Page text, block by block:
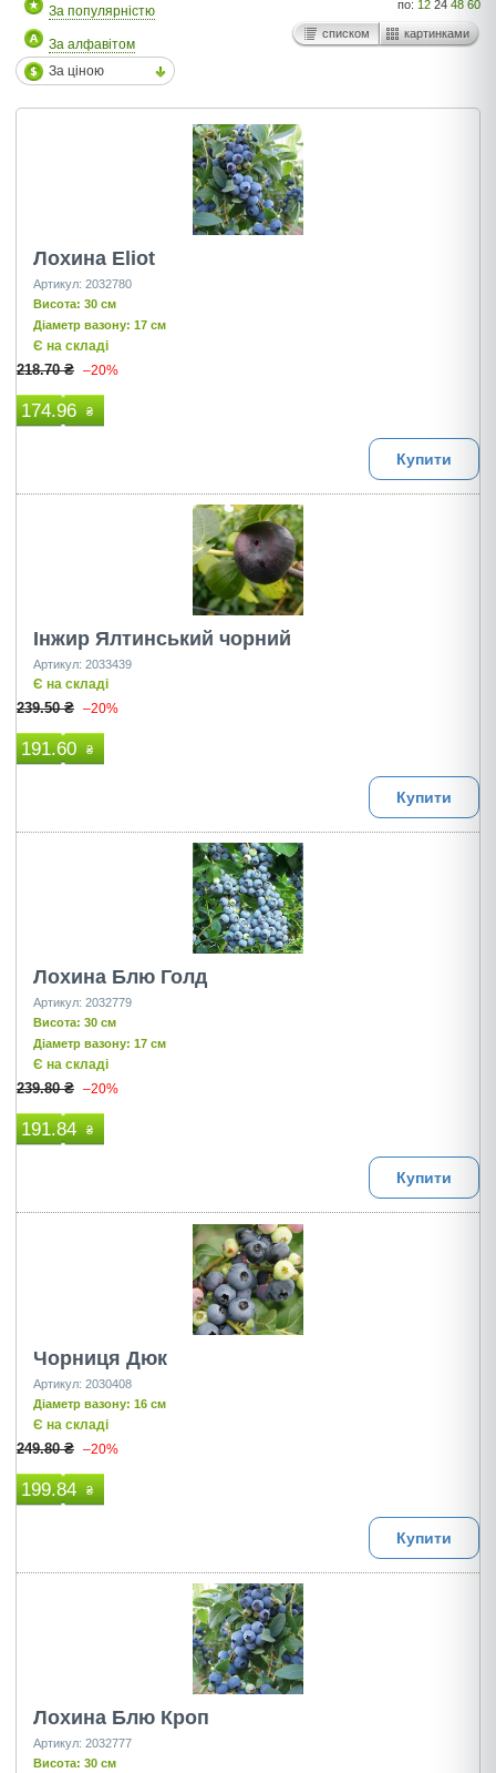
За популярністю
За алфавітом
За ціною
по: 12 24 48 60
списком картинками
Лохина Eliot
Артикул: 2032780
Висота: 30 см
Діаметр вазону: 17 см
Є на складі
218.70 ₴ –20%
174.96 ₴
Купити
Інжир Ялтинський чорний
Артикул: 2033439
Є на складі
239.50 ₴ –20%
191.60 ₴
Купити
Лохина Блю Голд
Артикул: 2032779
Висота: 30 см
Діаметр вазону: 17 см
Є на складі
239.80 ₴ –20%
191.84 ₴
Купити
Чорниця Дюк
Артикул: 2030408
Діаметр вазону: 16 см
Є на складі
249.80 ₴ –20%
199.84 ₴
Купити
Лохина Блю Кроп
Артикул: 2032777
Висота: 30 см